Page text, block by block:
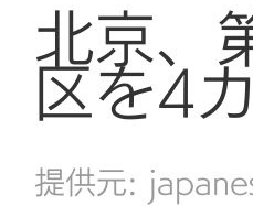
北京、
区を4